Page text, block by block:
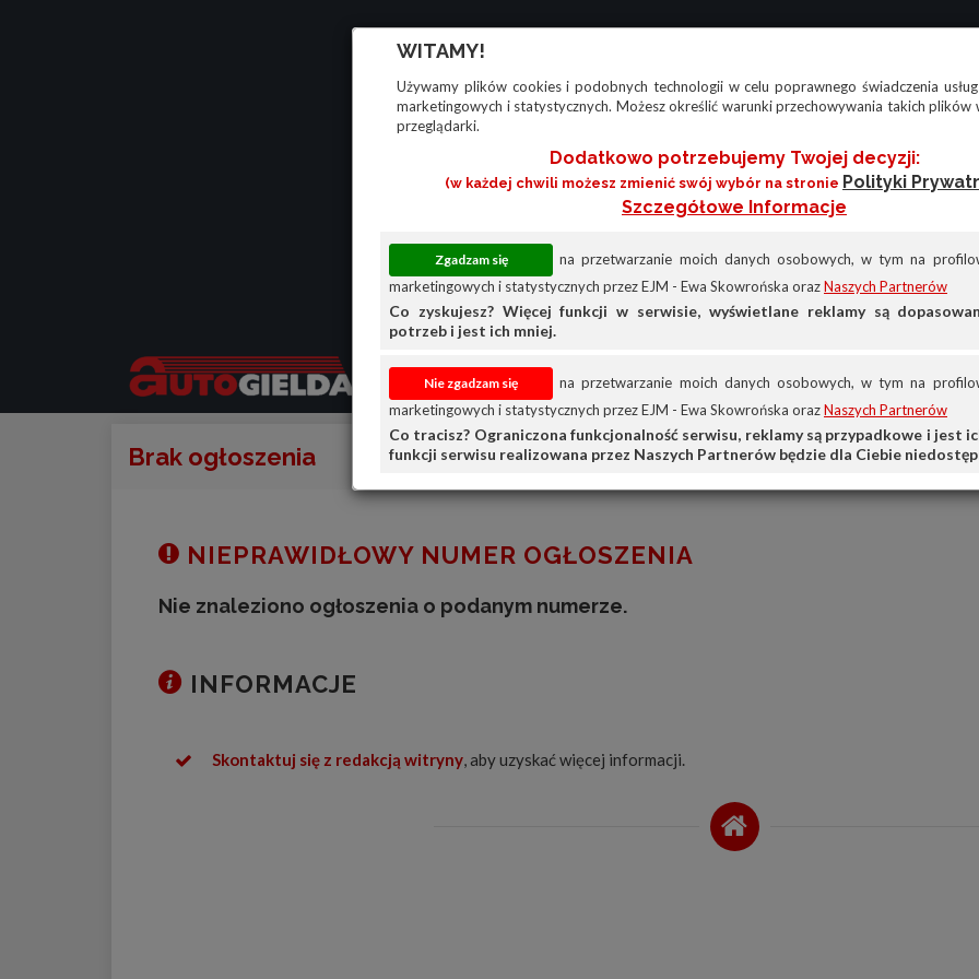
WITAMY!
Używamy plików cookies i podobnych technologii w celu poprawnego świadczenia
marketingowych i statystycznych. Możesz określić warunki przechowywania takich plików
przeglądarki.
Dodatkowo potrzebujemy Twojej decyzji:
(w każdej chwili możesz zmienić swój wybór na stronie Polityki
Szczegółowe Informacje
na przetwarzanie moich danych osobowych, w tym na
marketingowych i statystycznych przez EJM - Ewa Skowrońska orazNaszych Partnerów
Co zyskujesz? Więcej funkcji w serwisie, wyświetlane reklamy są
potrzeb i jest ich mniej.
na przetwarzanie moich danych osobowych, w tym na
marketingowych i statystycznych przez EJM - Ewa Skowrońska orazNaszych Partnerów
Co tracisz? Ograniczona funkcjonalność serwisu, reklamy są przypadkowe i jest
funkcji serwisu realizowana przez Naszych Partnerów będzie dla Ciebie
Brak ogłoszenia
NIEPRAWIDŁOWY NUMER OGŁOSZENIA
Nie znaleziono ogłoszenia o podanym numerze.
INFORMACJE
Skontaktuj się z redakcją witryny, aby uzyskać więcej informacji.